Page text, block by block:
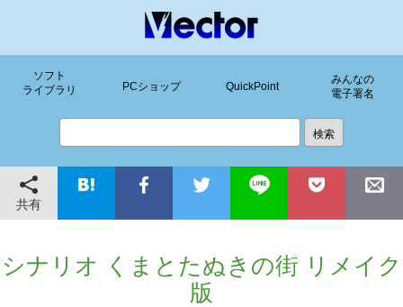
ソフト
ライブラリ
PCショップ QuickPoint
みんなの
電子署名
共有
シナリオ くまとたぬきの街 リメイク
版